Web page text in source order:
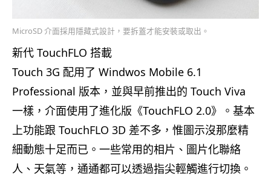
MicroSD 介面採用隱藏式設計，要拆蓋才能安裝或取出。
新代 TouchFLO 搭載
Touch 3G 配用了 Windwos Mobile 6.1
Professional 版本，並與早前推出的 Touch Viva
一樣，介面使用了進化版《TouchFLO 2.0》。基本
上功能跟 TouchFLO 3D 差不多，惟圖示沒那麼精
細動態十足而已。一些常用的相片、圖片化聯絡
人、天氣等，通通都可以透過指尖輕觸進行切換。